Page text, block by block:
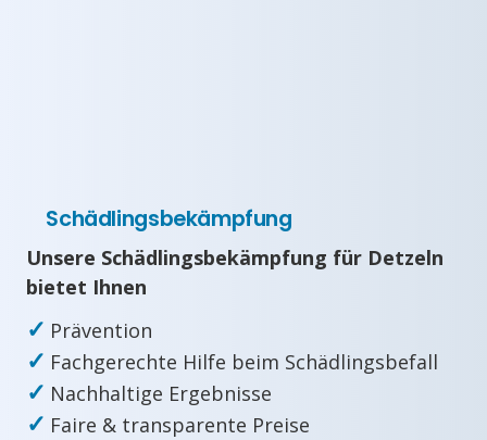
Schädlingsbekämpfung
Unsere Schädlingsbekämpfung für Detzeln
bietet Ihnen
✓ Prävention
✓ Fachgerechte Hilfe beim Schädlingsbefall
✓ Nachhaltige Ergebnisse
✓ Faire & transparente Preise